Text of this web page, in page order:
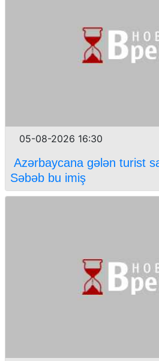
05-08-2026 16:30
Azərbaycana gələn turist
Səbəb bu imiş